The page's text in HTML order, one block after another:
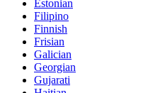
Estonian
Filipino
Finnish
Frisian
Galician
Georgian
Gujarati